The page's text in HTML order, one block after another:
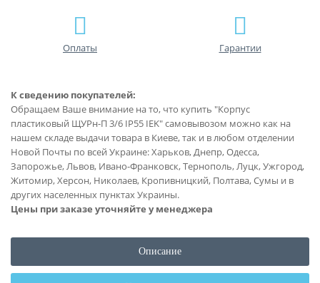
Оплаты Гарантии
К сведению покупателей:
Обращаем Ваше внимание на то, что купить "Корпус
пластиковый ЩУРн-П 3/6 IP55 IEK" самовывозом можно как на
нашем складе выдачи товара в Киеве, так и в любом отделении
Новой Почты по всей Украине: Харьков, Днепр, Одесса,
Запорожье, Львов, Ивано-Франковск, Тернополь, Луцк, Ужгород,
Житомир, Херсон, Николаев, Кропивницкий, Полтава, Сумы и в
других населенных пунктах Украины.
Цены при заказе уточняйте у менеджера
Описание